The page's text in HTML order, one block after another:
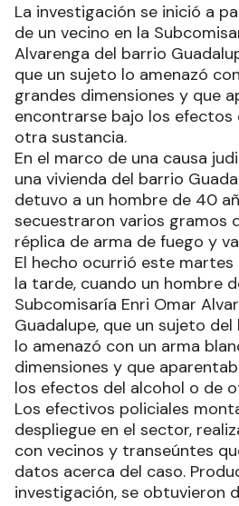
La investigación se inició a
de un vecino en la
Alvarenga del barrio
que un sujeto lo amenazó
grandes dimensiones y que
encontrarse bajo los efectos
otra sustancia.
En el marco de una causa
una vivienda del barrio
detuvo a un hombre de 40
secuestraron varios gramos
réplica de arma de fuego y
El hecho ocurrió este
la tarde, cuando un hombre
Subcomisaría Enri Omar
Guadalupe, que un sujeto
lo amenazó con un arma
dimensiones y que
los efectos del alcohol o de
Los efectivos policiales
despliegue en el sector,
con vecinos y transeúntes
datos acerca del caso.
investigación, se obtuvieron